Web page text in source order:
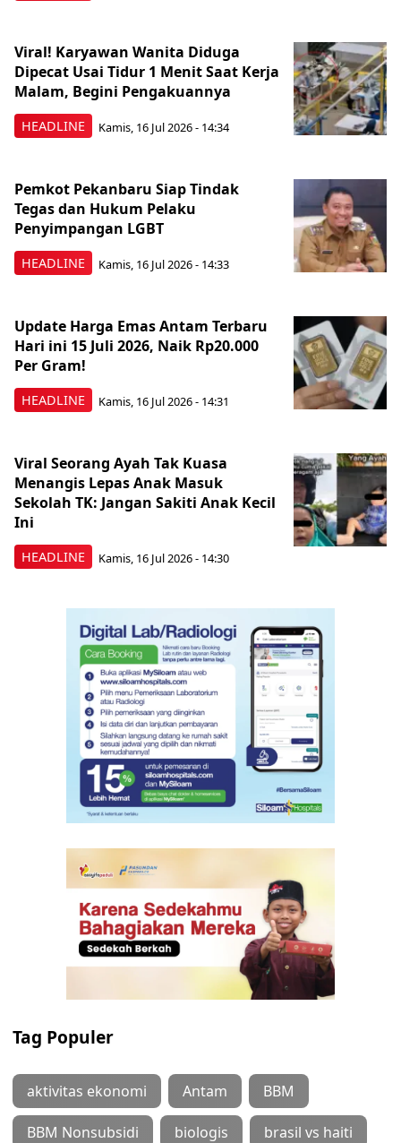
HEADLINE
Viral! Karyawan Wanita Diduga
Dipecat Usai Tidur 1 Menit Saat Kerja
Malam, Begini Pengakuannya
Kamis, 16 Jul 2026 - 14:34
HEADLINE
Pemkot Pekanbaru Siap Tindak
Tegas dan Hukum Pelaku
Penyimpangan LGBT
Kamis, 16 Jul 2026 - 14:33
HEADLINE
Update Harga Emas Antam Terbaru
Hari ini 15 Juli 2026, Naik Rp20.000
Per Gram!
Kamis, 16 Jul 2026 - 14:31
HEADLINE
Viral Seorang Ayah Tak Kuasa
Menangis Lepas Anak Masuk
Sekolah TK: Jangan Sakiti Anak Kecil
Ini
Kamis, 16 Jul 2026 - 14:30
Tag Populer
aktivitas ekonomi Antam BBM
BBM Nonsubsidi biologis brasil vs haiti